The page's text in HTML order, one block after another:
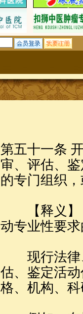
第五十一条
审、评估、
的专门组织
【释义】
动专业性要
现行法律、
估、鉴定活
格、机构、